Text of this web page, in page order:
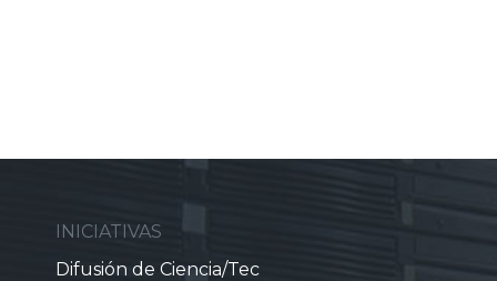
INICIATIVAS
Difusión de Ciencia/Tec